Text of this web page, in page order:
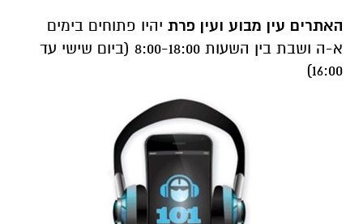
האתרים עין מבוע ועין פרת יהיו פתוחים בימים
א-ה ושבת בין השעות 8:00-18:00 (ביום שישי עד
16:00)